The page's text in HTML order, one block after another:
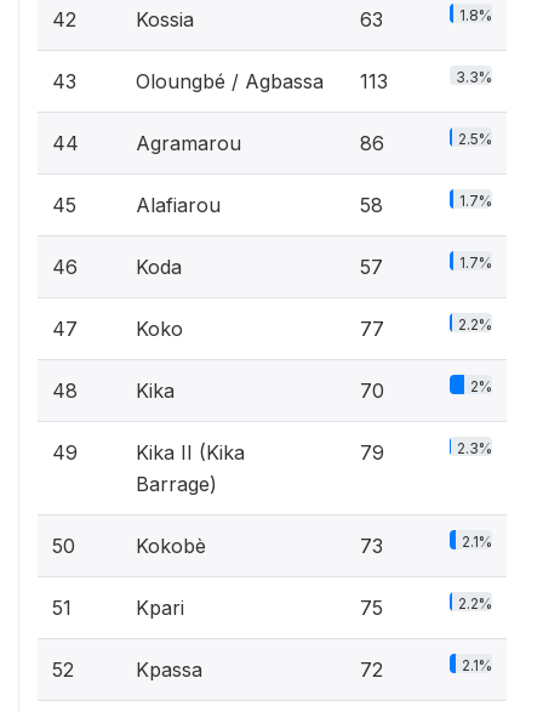
42 Kossia 63 1.8%
43 Oloungbé / Agbassa 113 3.3%
44 Agramarou 86 2.5%
45 Alafiarou 58 1.7%
46 Koda 57 1.7%
47 Koko 77 2.2%
48 Kika 70 2%
49
Kika II (Kika
Barrage)
79 2.3%
50 Kokobè 73 2.1%
51 Kpari 75 2.2%
52 Kpassa 72 2.1%